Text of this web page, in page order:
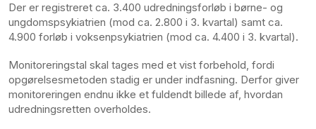
Der er registreret ca. 3.400 udredningsforløb i børne- og
ungdomspsykiatrien (mod ca. 2.800 i 3. kvartal) samt ca.
4.900 forløb i voksenpsykiatrien (mod ca. 4.400 i 3. kvartal).
Monitoreringstal skal tages med et vist forbehold, fordi
opgørelsesmetoden stadig er under indfasning. Derfor giver
monitoreringen endnu ikke et fuldendt billede af, hvordan
udredningsretten overholdes.